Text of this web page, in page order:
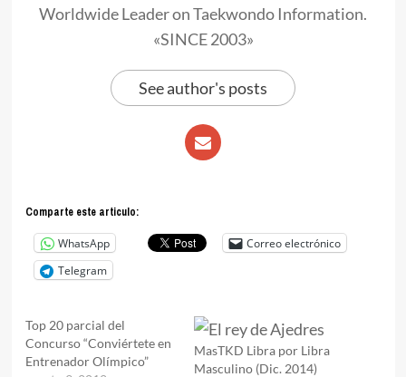
Worldwide Leader on Taekwondo Information.
«SINCE 2003»
See author's posts
Comparte este articulo:
WhatsApp
Correo electrónico
Telegram
Top 20 parcial del
Concurso “Conviértete en
Entrenador Olímpico”
MasTKD Libra por Libra
Masculino (Dic. 2014)